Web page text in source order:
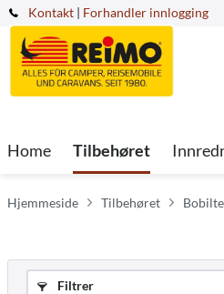
Kontakt | Forhandler innlogging
Home Tilbehøret
Hjemmeside Tilbehøret
Filtrer